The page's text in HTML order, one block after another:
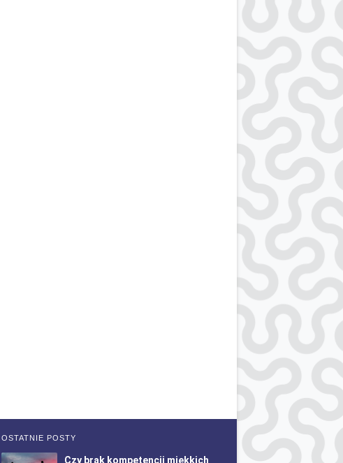
OSTATNIE POSTY
Czy brak kompetencji miękkich